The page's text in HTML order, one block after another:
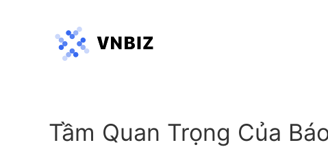
Tầm Quan Trọng Của